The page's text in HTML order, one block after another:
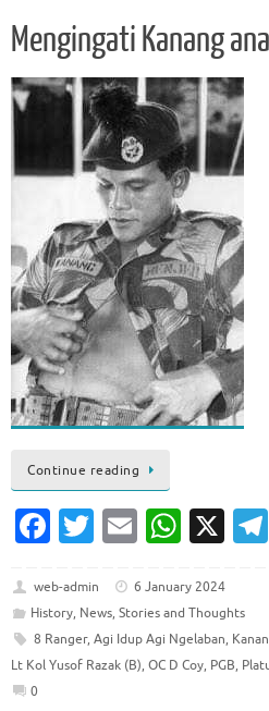
k p
Mengingati Kanang
Continue reading
Fa
e
b
o
T
it
te
r
E
ai
l
W
at
s
A
X
web-admin
6 January 2024
History, News, Stories and Thoughts
8 Ranger, Agi Idup Agi Ngelaban,
Lt Kol Yusof Razak (B), OC D Coy, PGB,
0